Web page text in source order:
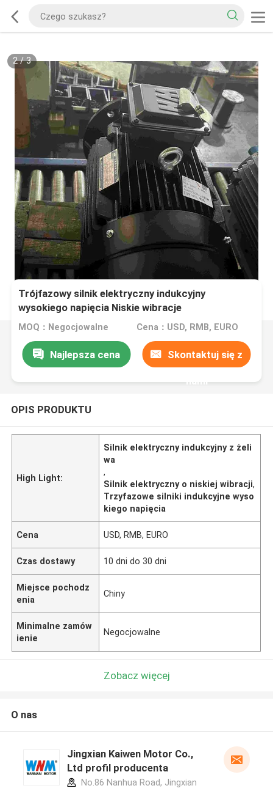
2/3
Trójfazowy silnik elektryczny indukcyjny
wysokiego napięcia Niskie wibracje
MOQ：Negocjowalne Cena：USD, RMB, EURO
Najlepsza cena Skontaktuj się z
nami
OPIS PRODUKTU
High Light:
Silnik elektryczny indukcyjny z żeli
wa
,
Silnik elektryczny o niskiej wibracji,
Trzyfazowe silniki indukcyjne wyso
kiego napięcia
Cena USD, RMB, EURO
Czas dostawy 10 dni do 30 dni
Miejsce pochodz
enia
Chiny
Minimalne zamów
ienie
Negocjowalne
Zobacz więcej
O nas
Jingxian Kaiwen Motor Co.,
Ltd profil producenta
No.86 Nanhua Road, Jingxian